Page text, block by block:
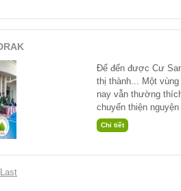
Để đến được Cư
thị thành... Một
nay vẫn thường
chuyến thiện
Last